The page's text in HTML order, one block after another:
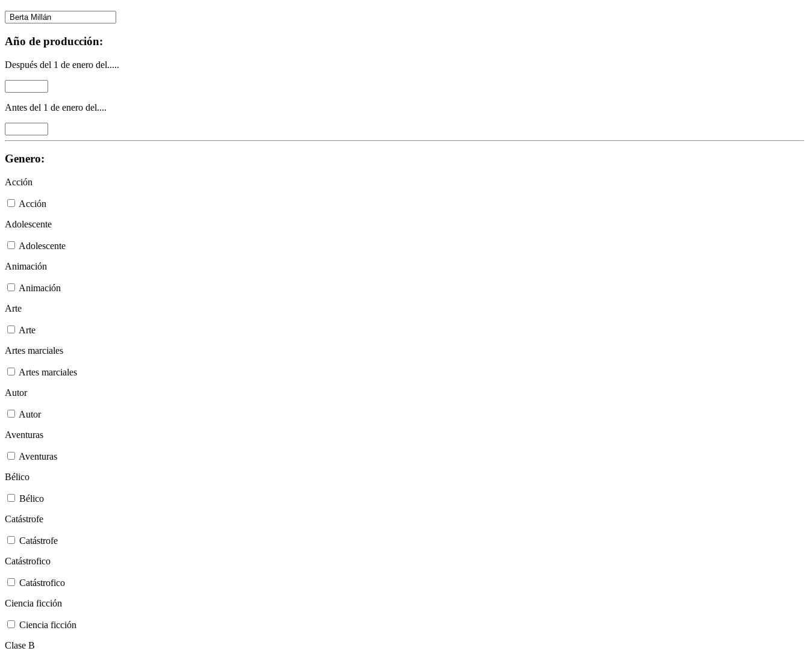
Año de producción:
Después del 1 de enero del.....
Antes del 1 de enero del....
Genero:
Acción
Acción
Adolescente
Adolescente
Animación
Animación
Arte
Arte
Artes marciales
Artes marciales
Autor
Autor
Aventuras
Aventuras
Bélico
Bélico
Catástrofe
Catástrofe
Catástrofico
Catástrofico
Ciencia ficción
Ciencia ficción
Clase B